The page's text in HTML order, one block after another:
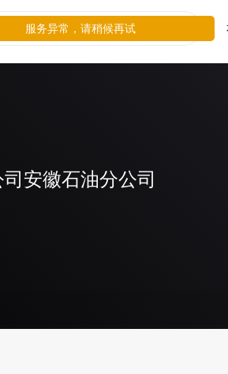
安徽石油分公司
服务异常，请稍候再试